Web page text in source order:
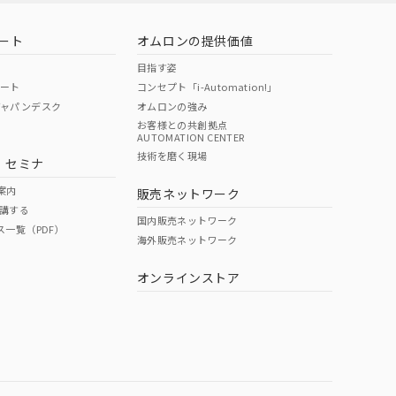
O O
ト
ト
パンデスク
セミナ
内
する
覧（PDF）
オムロンの提供価値
目指す姿
コンセプト「i-Automation!」
オムロンの強み
お客様との共創拠点
AUTOMATION CENTER
技術を磨く現場
販売ネットワーク
国内販売ネットワーク
海外販売ネットワーク
オンラインストア